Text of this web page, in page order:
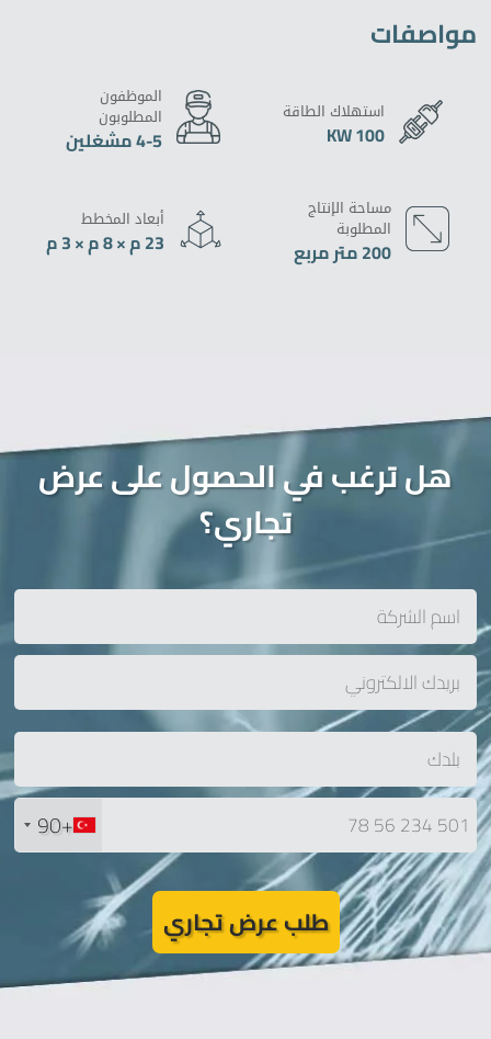
مواصفات
استهلاك الطاقة
100 KW
الموظفون
المطلوبون
4-5 مشغلين
مساحة الإنتاج
المطلوبة
200 متر مربع
أبعاد المخطط
23 م × 8 م × 3 م
هل ترغب في الحصول على عرض
تجاري؟
+90
طلب عرض تجاري